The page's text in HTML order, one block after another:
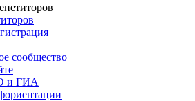
сообщество
и ГИА